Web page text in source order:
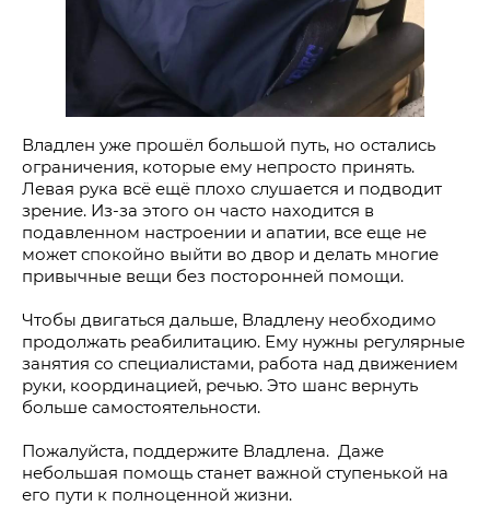
Владлен уже прошёл большой путь, но остались
ограничения, которые ему непросто принять.
Левая рука всё ещё плохо слушается и подводит
зрение. Из-за этого он часто находится в
подавленном настроении и апатии, все еще не
может спокойно выйти во двор и делать многие
привычные вещи без посторонней помощи.
Чтобы двигаться дальше, Владлену необходимо
продолжать реабилитацию. Ему нужны регулярные
занятия со специалистами, работа над движением
руки, координацией, речью. Это шанс вернуть
больше самостоятельности.
Пожалуйста, поддержите Владлена. Даже
небольшая помощь станет важной ступенькой на
его пути к полноценной жизни.